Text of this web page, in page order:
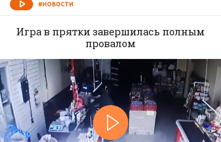
#НОВОСТИ
Игра в прятки завершилась полным
провалом